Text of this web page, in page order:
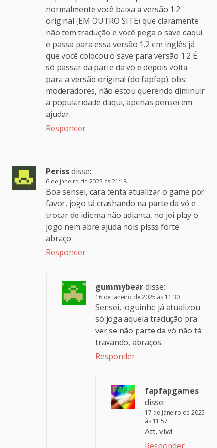
normalmente você baixa a versão 1.2
original (EM OUTRO SITE) que claramente
não tem tradução e você pega o save daqui
e passa para essa versão 1.2 em inglês já
que você colocou o save para versão 1.2 É
só passar da parte da vó e depois volta
para a versão original (do fapfap). obs:
moderadores, não estou querendo diminuir
a popularidade daqui, apenas pensei em
ajudar.
Responder
Perissdisse:
6 de janeiro de 2025 às 21:18
Boa sensei, cara tenta atualizar o game por
favor, jogo tá crashando na parte da vó e
trocar de idioma não adianta, no joi play o
jogo nem abre ajuda nois plsss forte
abraço
Responder
gummybeardisse:
16 de janeiro de 2025 às 11:30
Sensei, joguinho já atualizou,
só joga aquela tradução pra
ver se não parte da vó não tá
travando, abraços.
Responder
fapfapgames
disse:
17 de janeiro de 2025
às 11:57
Att, vlw!
Responder